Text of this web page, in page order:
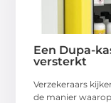
Een Dupa-
versterkt
Verzekeraars
de manier